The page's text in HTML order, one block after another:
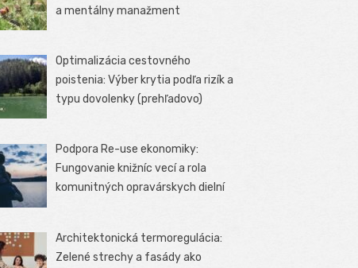
a mentálny manažment
Optimalizácia cestovného
poistenia: Výber krytia podľa rizík a
typu dovolenky (prehľadovo)
Podpora Re-use ekonomiky:
Fungovanie knižníc vecí a rola
komunitných opravárskych dielní
Architektonická termoregulácia:
Zelené strechy a fasády ako